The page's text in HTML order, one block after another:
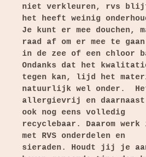
niet verkleuren, rvs
het heeft weinig
Je kunt er mee douchen,
raad af om er mee te gaan
in de zee of een chloor
Ondanks dat het
tegen kan, lijd het
natuurlijk wel onder.
allergievrij en
ook nog eens volledig
recyclebaar. Daarom
met RVS onderdelen en
sieraden.
Houdt jij je